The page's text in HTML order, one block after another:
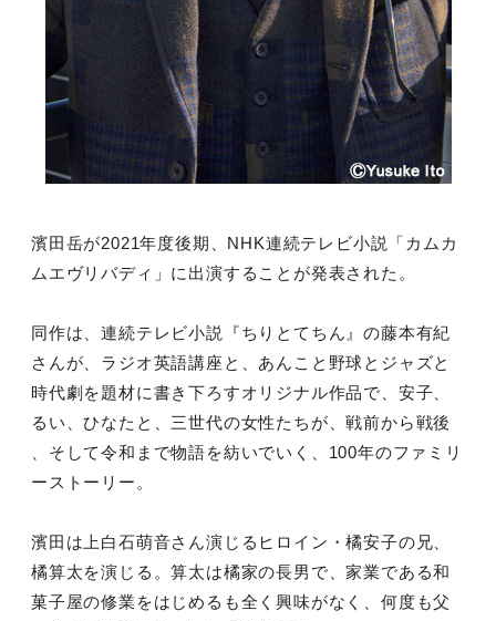
濱田岳が2021年度後期、NHK連続テレビ小説「カムカ
ムエヴリバディ」に出演することが発表された。
同作は、連続テレビ小説『ちりとてちん』の藤本有紀
さんが、ラジオ英語講座と、あんこと野球とジャズと
時代劇を題材に書き下ろすオリジナル作品で、安子、
るい、ひなたと、三世代の女性たちが、戦前から戦後
、そして令和まで物語を紡いでいく、100年のファミリ
ーストーリー。
濱田は上白石萌音さん演じるヒロイン・橘安子の兄、
橘算太を演じる。算太は橘家の長男で、家業である和
菓子屋の修業をはじめるも全く興味がなく、何度も父